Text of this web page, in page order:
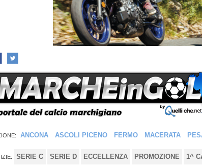
ANCONA ASCOLI PICENO FERMO MACERATA
SERIE C SERIE D ECCELLENZA PROMOZIONE 1^